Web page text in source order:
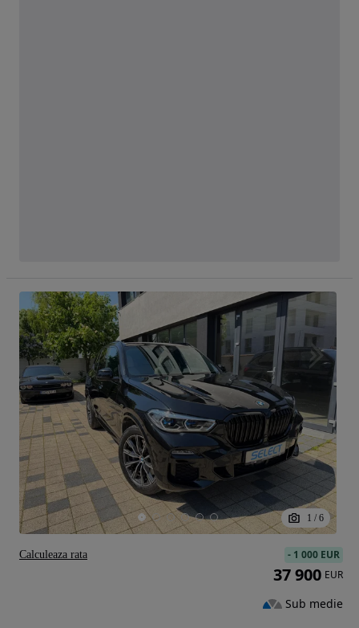
1 / 6
- 1 000 EUR
37 900 EUR
Sub medie
Calculeaza rata